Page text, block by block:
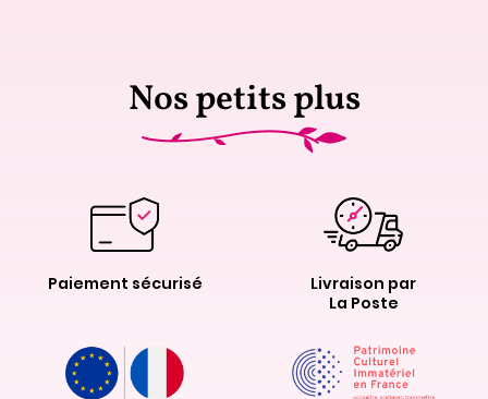
Nos petits plus
Paiement sécurisé
Livraison par
La Poste